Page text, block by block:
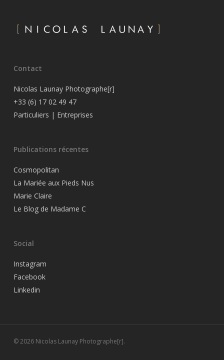
Contact
Nicolas Launay Photographe[r]
+33 (6) 17 02 49 47
Particuliers | Entreprises
Publications récentes
Cosmopolitan
La Mariée aux Pieds Nus
Marie Claire
Le Blog de Madame C
Social
Instagram
Facebook
Linkedin
© 2026 Nicolas Launay Photographe[r].